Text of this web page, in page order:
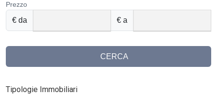
Prezzo
€ da € a
CERCA
Tipologie Immobiliari